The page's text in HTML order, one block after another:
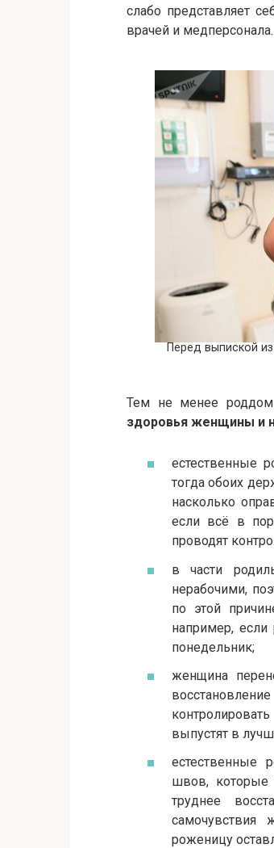
слабо представляет
врачей и медперсонала.
Перед выпиской
Тем не менее роддом
здоровья женщины и
естественные
тогда обоих
насколько
если всё в
проводят
в части
нерабочими,
по этой
например,
понедельник;
женщина
выпустят в
естественные
швов, которые
труднее
самочувствия
роженицу